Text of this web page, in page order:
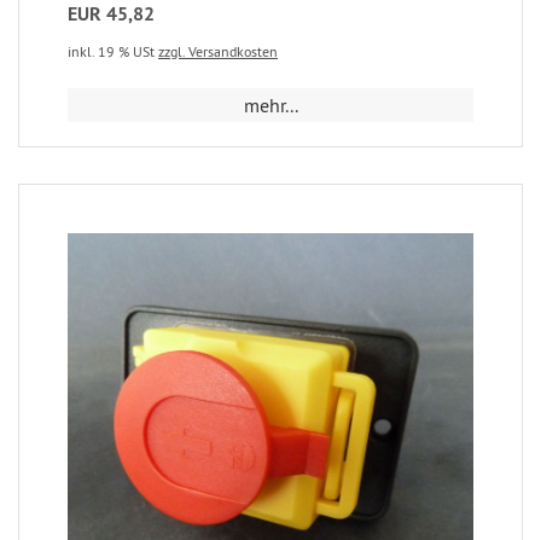
EUR 45,82
inkl. 19 % USt zzgl. Versandkosten
mehr...